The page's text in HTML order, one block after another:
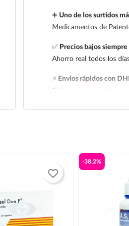
➕ Uno de los surtidos
Medicamentos de
✅Precios bajos siempre
Ahorro real todos los
⚡ Envíos rápidos con
Cobertura nacional con
favorite_border
-38.2%